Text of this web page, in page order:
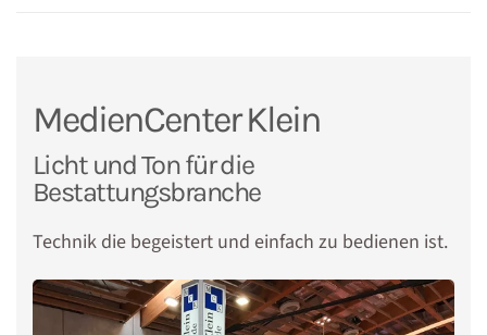
MedienCenter Klein
Licht und Ton für die
Bestattungsbranche
Technik die begeistert und einfach zu bedienen ist.